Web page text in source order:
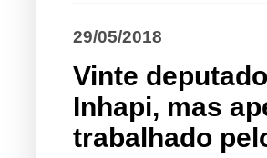
29/05/2018
Vinte
Inhapi, mas
trabalhado